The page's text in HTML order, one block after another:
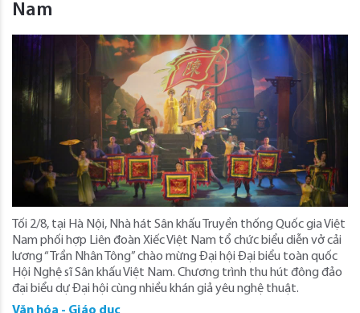
Nam
Tối 2/8, tại Hà Nội, Nhà hát Sân khấu Truyền thống Quốc gia Việt
Nam phối hợp Liên đoàn Xiếc Việt Nam tổ chức biểu diễn vở cải
lương “Trần Nhân Tông” chào mừng Đại hội Đại biểu toàn quốc
Hội Nghệ sĩ Sân khấu Việt Nam. Chương trình thu hút đông đảo
đại biểu dự Đại hội cùng nhiều khán giả yêu nghệ thuật.